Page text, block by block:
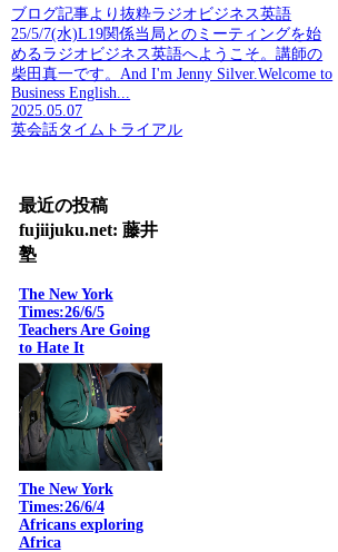
ブログ記事より抜粋ラジオビジネス英語
25/5/7(水)L19関係当局とのミーティングを始
めるラジオビジネス英語へようこそ。講師の
柴田真一です。And I'm Jenny Silver.Welcome to
Business English...
2025.05.07
英会話タイムトライアル
最近の投稿
fujiijuku.net: 藤井
塾
The New York
Times:26/6/5
Teachers Are Going
to Hate It
The New York
Times:26/6/4
Africans exploring
Africa